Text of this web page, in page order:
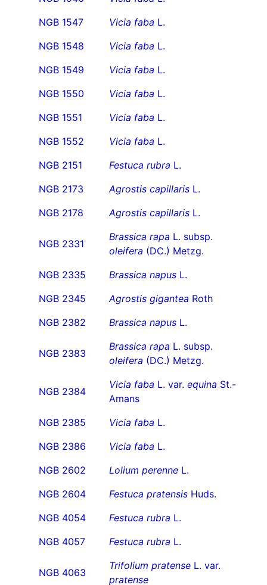
NGB 1547
Vicia faba L.
NGB 1548
Vicia faba L.
NGB 1549
Vicia faba L.
NGB 1550
Vicia faba L.
NGB 1551
Vicia faba L.
NGB 1552
Vicia faba L.
NGB 2151
Festuca rubra L.
NGB 2173
Agrostis capillaris L.
NGB 2178
Agrostis capillaris L.
NGB 2331
Brassica rapa L. subsp.
oleifera (DC.) Metzg.
NGB 2335
Brassica napus L.
NGB 2345
Agrostis gigantea Roth
NGB 2382
Brassica napus L.
NGB 2383
Brassica rapa L. subsp.
oleifera (DC.) Metzg.
NGB 2384
Vicia faba L. var. equina St.-
Amans
NGB 2385
Vicia faba L.
NGB 2386
Vicia faba L.
NGB 2602
Lolium perenne L.
NGB 2604
Festuca pratensis Huds.
NGB 4054
Festuca rubra L.
NGB 4057
Festuca rubra L.
NGB 4063
Trifolium pratense L. var.
pratense